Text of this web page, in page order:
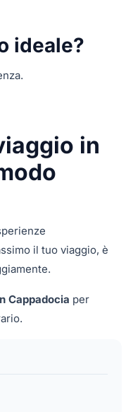
ideale?
in
il tuo viaggio, è
Cappadocia per